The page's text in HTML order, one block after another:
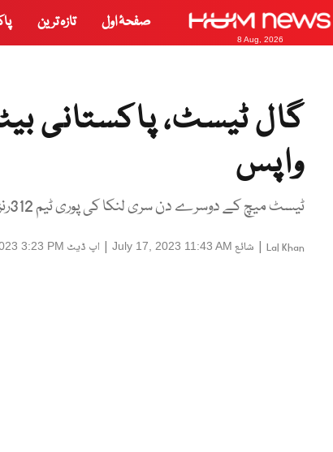
8 Aug, 2026
صفحۂ اول تازہ ترین
گال ٹیسٹ، پاکستانی
واپس
ٹیسٹ میچ کے دوسرے دن سری لنکا کی پوری ٹیم 312رنز بنا کر آؤٹ ہو گئی
Lal Khan
| شائع July 17, 2023 11:43 AM
| اپ ڈیٹ 3:23 PM